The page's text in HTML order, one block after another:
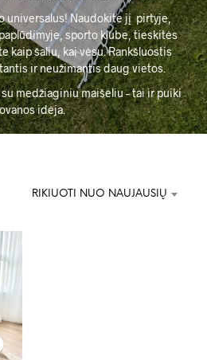
universalus! Naudokite jį pirtyje,
sporto klube, tieskitės
kaip šaliu, kai vėsu. Rankšluostis
ir neužimantis daug vietos.
medžiaginiu maišeliu – tai ir puiki
idėja.
RIKIUOTI NUO NAUJAUSIŲ